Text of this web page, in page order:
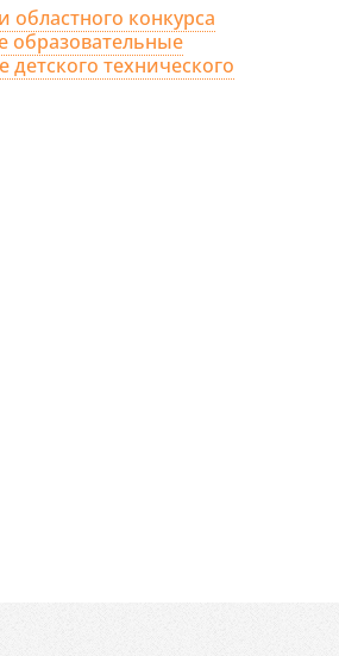
областного конкурса
образовательные
детского технического